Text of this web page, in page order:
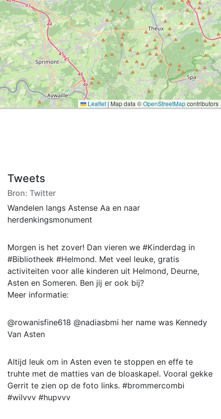
Leaflet | Map data ©OpenStreetMapcontributors
Tweets
Bron: Twitter
Wandelen langs Astense Aa en naar
herdenkingsmonument
Morgen is het zover! Dan vieren we #Kinderdag in
#Bibliotheek #Helmond. Met veel leuke, gratis
activiteiten voor alle kinderen uit Helmond, Deurne,
Asten en Someren. Ben jij er ook bij?
Meer informatie:
@rowanisfine618 @nadiasbmi her name was Kennedy
Van Asten
Altijd leuk om in Asten even te stoppen en effe te
truhte met de matties van de bloaskapel. Vooral gekke
Gerrit te zien op de foto links. #brommercombi
#wilvvv #hupvvv